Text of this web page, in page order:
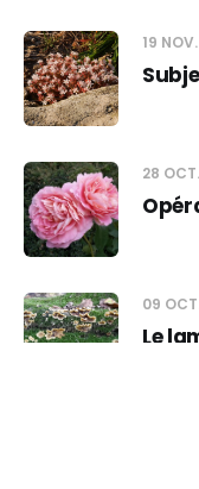
19
28
09
Le